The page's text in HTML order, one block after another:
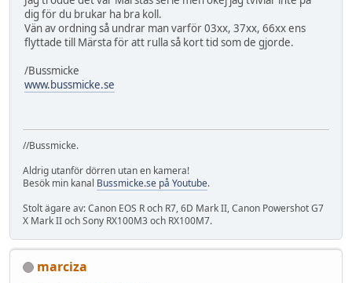
dig för du brukar ha bra koll.
Vän av ordning så undrar man varför 03xx, 37xx, 66xx ens
flyttade till Märsta för att rulla så kort tid som de gjorde.
/Bussmicke
www.bussmicke.se
//Bussmicke.
Aldrig utanför dörren utan en kamera!
Besök min kanal Bussmicke.se på Youtube.
Stolt ägare av: Canon EOS R och R7, 6D Mark II, Canon Powershot G7
X Mark II och Sony RX100M3 och RX100M7.
marciza